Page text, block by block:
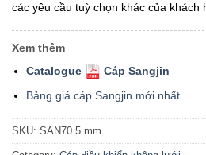
các yêu cầu tuỳ chọn khác của khách
Xem thêm
Catalogue
Cáp Sangjin
Bảng giá cáp Sangjin mới nhất
SKU: SAN70.5 mm